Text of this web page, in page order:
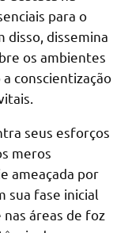
para o
disso, dissemina
os ambientes
conscientização
seus esforços
meros
ameaçada por
sua fase inicial
nas áreas de foz